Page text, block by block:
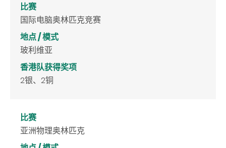
比赛
国际电脑奥林匹克竞赛
地点 / 模式
玻利维亚
香港队获得奖项
2银、2铜
比赛
亚洲物理奥林匹克